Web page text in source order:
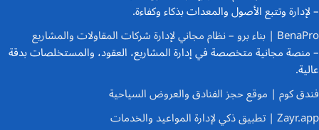
– لإدارة وتتبع الأصول والمعدات بذكاء وكفاءة.
BenaPro | بناء برو – نظام مجاني لإدارة شركات المقاولات والمشاريع
– منصة مجانية متخصصة في إدارة المشاريع، العقود، والمستخلصات بدقة
عالية.
فندق كوم | موقع حجز الفنادق والعروض السياحية
Zayr.app | تطبيق ذكي لإدارة المواعيد والخدمات